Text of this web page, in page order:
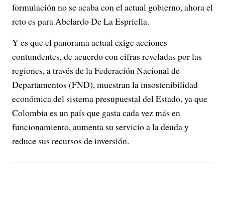
formulación no se acaba con el actual gobierno, ahora el
reto es para Abelardo De La Espriella.
Y es que el panorama actual exige acciones
contundentes, de acuerdo con cifras reveladas por las
regiones, a través de la Federación Nacional de
Departamentos (FND), muestran la insostenibilidad
económica del sistema presupuestal del Estado, ya que
Colombia es un país que gasta cada vez más en
funcionamiento, aumenta su servicio a la deuda y
reduce sus recursos de inversión.